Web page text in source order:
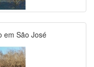
em São José